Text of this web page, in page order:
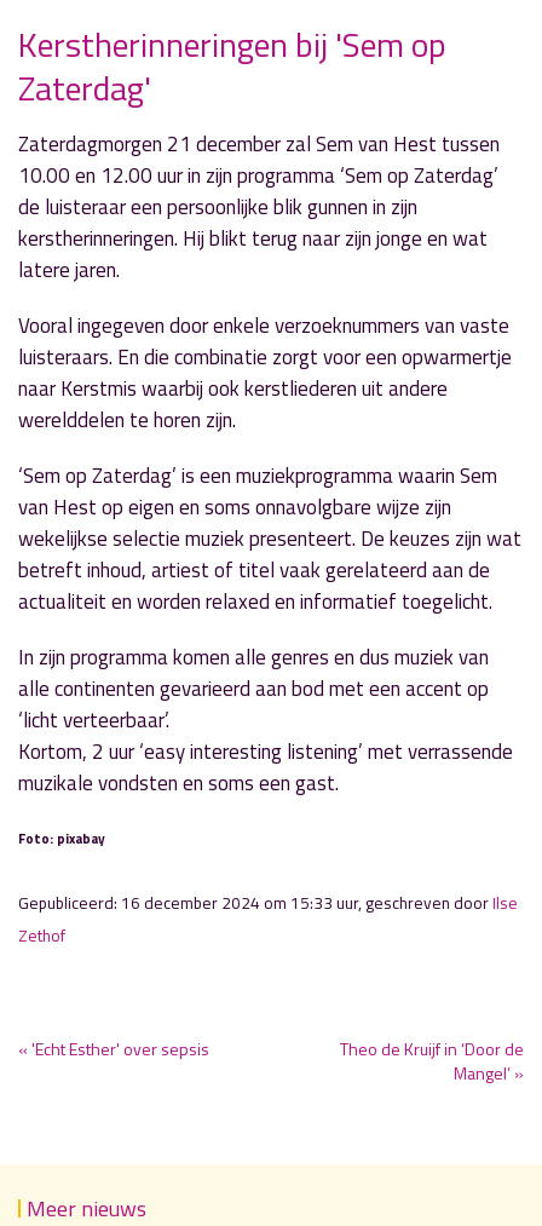
« Vorig nieuwsbericht
'Echt Esther' over sepsis
Theo de Kruijf in ‘Door de Mangel’
17 december 2024
Kerstherinneringen bij 'Sem op
Zaterdag'
Zaterdagmorgen 21 december zal Sem van Hest tussen
10.00 en 12.00 uur in zijn programma ‘Sem op Zaterdag’
de luisteraar een persoonlijke blik gunnen in zijn
kerstherinneringen. Hij blikt terug naar zijn jonge en wat
latere jaren.
Vooral ingegeven door enkele verzoeknummers van vaste
luisteraars. En die combinatie zorgt voor een opwarmertje
naar Kerstmis waarbij ook kerstliederen uit andere
werelddelen te horen zijn.
‘Sem op Zaterdag’ is een muziekprogramma waarin Sem
van Hest op eigen en soms onnavolgbare wijze zijn
wekelijkse selectie muziek presenteert. De keuzes zijn wat
betreft inhoud, artiest of titel vaak gerelateerd aan de
actualiteit en worden relaxed en informatief toegelicht.
In zijn programma komen alle genres en dus muziek van
alle continenten gevarieerd aan bod met een accent op
‘licht verteerbaar’.
Kortom, 2 uur ‘easy interesting listening’ met verrassende
muzikale vondsten en soms een gast.
Foto: pixabay
Gepubliceerd: 16 december 2024 om 15:33 uur, geschreven doorIlse
Zethof
« 'Echt Esther' over sepsis
Theo de Kruijf in ‘Door de
Mangel’ »
Meer nieuws